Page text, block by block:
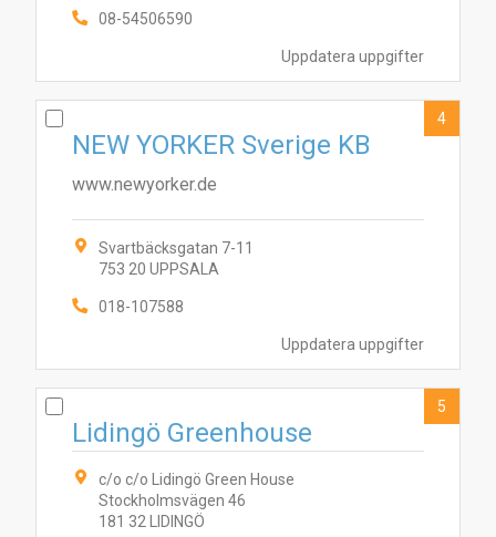
Uppdatera uppgifter
08-54506590
Uppdatera uppgifter
NEW YORKER Sverige KB
www.newyorker.de
Svartbäcksgatan 7-11
753 20 UPPSALA
018-107588
4
Lidingö Greenhouse
c/o c/o Lidingö Green House
Stockholmsvägen 46
181 32 LIDINGÖ
5